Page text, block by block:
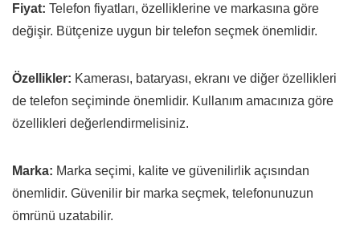
Fiyat: Telefon fiyatları, özelliklerine ve markasına göre
değişir. Bütçenize uygun bir telefon seçmek önemlidir.
Özellikler: Kamerası, bataryası, ekranı ve diğer özellikleri
de telefon seçiminde önemlidir. Kullanım amacınıza göre
özellikleri değerlendirmelisiniz.
Marka: Marka seçimi, kalite ve güvenilirlik açısından
önemlidir. Güvenilir bir marka seçmek, telefonunuzun
ömrünü uzatabilir.